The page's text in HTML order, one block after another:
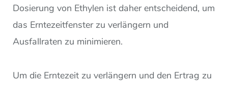
Dosierung von Ethylen ist daher entscheidend, um
das Erntezeitfenster zu verlängern und
Ausfallraten zu minimieren.
Um die Erntezeit zu verlängern und den Ertrag zu